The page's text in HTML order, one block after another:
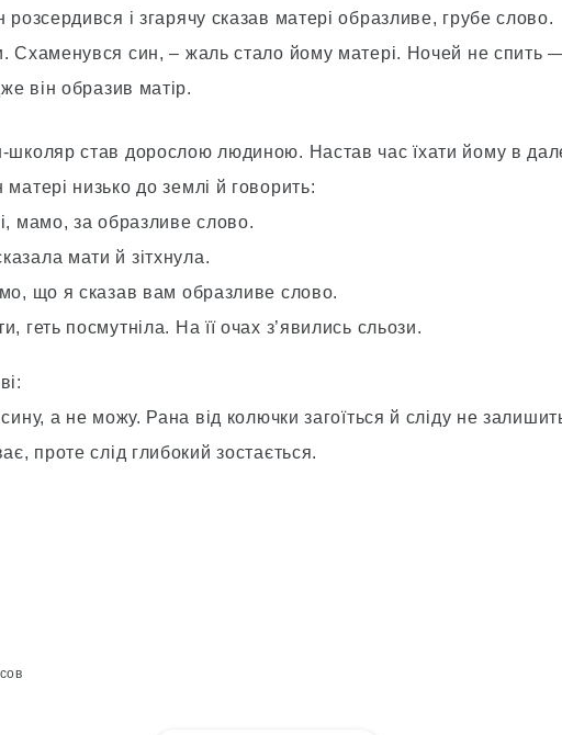
розсердився і згарячу сказав матері образливе, грубе слово.
Схаменувся син, – жаль стало йому матері. Ночей не спить
він образив матір.
став дорослою людиною. Настав час їхати йому в
низько до землі й говорить:
мамо, за образливе слово.
мати й зітхнула.
що я сказав вам образливе слово.
геть посмутніла. На її очах з’явились сльози.
а не можу. Рана від колючки загоїться й сліду не
проте слід глибокий зостається.